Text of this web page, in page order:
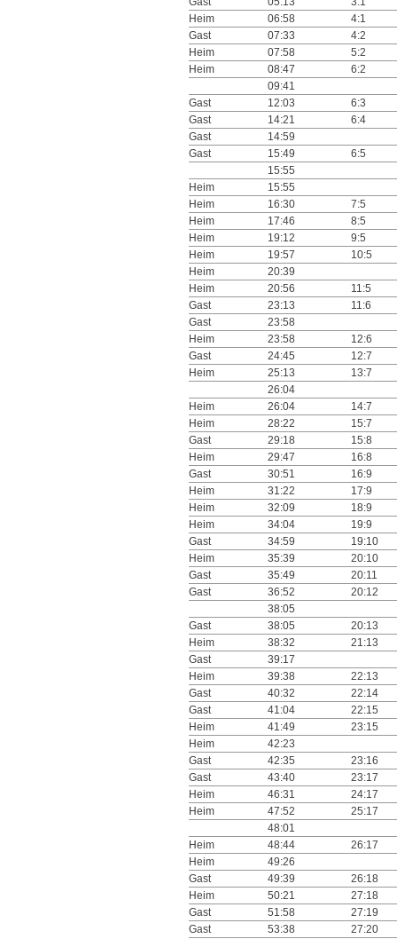
Heim
06:58
4:1
Gast
07:33
4:2
Heim
07:58
5:2
Heim
08:47
6:2
09:41
Gast
12:03
6:3
Gast
14:21
6:4
Gast
14:59
Gast
15:49
6:5
15:55
Heim
15:55
Heim
16:30
7:5
Heim
17:46
8:5
Heim
19:12
9:5
Heim
19:57
10:5
Heim
20:39
Heim
20:56
11:5
Gast
23:13
11:6
Gast
23:58
Heim
23:58
12:6
Gast
24:45
12:7
Heim
25:13
13:7
26:04
Heim
26:04
14:7
Heim
28:22
15:7
Gast
29:18
15:8
Heim
29:47
16:8
Gast
30:51
16:9
Heim
31:22
17:9
Heim
32:09
18:9
Heim
34:04
19:9
Gast
34:59
19:10
Heim
35:39
20:10
Gast
35:49
20:11
Gast
36:52
20:12
38:05
Gast
38:05
20:13
Heim
38:32
21:13
Gast
39:17
Heim
39:38
22:13
Gast
40:32
22:14
Gast
41:04
22:15
Heim
41:49
23:15
Heim
42:23
Gast
42:35
23:16
Gast
43:40
23:17
Heim
46:31
24:17
Heim
47:52
25:17
48:01
Heim
48:44
26:17
Heim
49:26
Gast
49:39
26:18
Heim
50:21
27:18
Gast
51:58
27:19
Gast
53:38
27:20